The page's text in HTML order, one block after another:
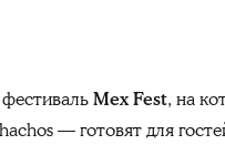
MexFest, на
— готовят для